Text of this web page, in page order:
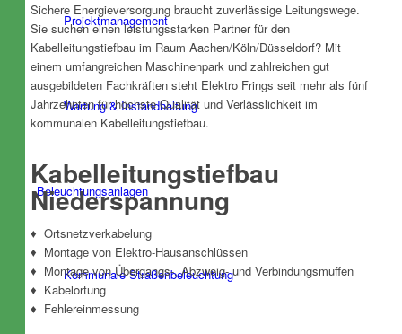
Projektmanagement
Wartung & Instandhaltung
Beleuchtungsanlagen
Kommunale Straßenbeleuchtung
Sichere Energieversorgung braucht zuverlässige Leitungswege.
Sie suchen einen leistungsstarken Partner für den
Kabelleitungstiefbau im Raum Aachen/Köln/Düsseldorf? Mit
einem umfangreichen Maschinenpark und zahlreichen gut
ausgebildeten Fachkräften steht Elektro Frings seit mehr als fünf
Jahrzehnten für höchste Qualität und Verlässlichkeit im
kommunalen Kabelleitungstiefbau.
Kabelleitungstiefbau
Niederspannung
♦ Ortsnetzverkabelung
♦ Montage von Elektro-Hausanschlüssen
♦ Montage von Übergangs-, Abzweig- und Verbindungsmuffen
♦ Kabelortung
♦ Fehlereinmessung